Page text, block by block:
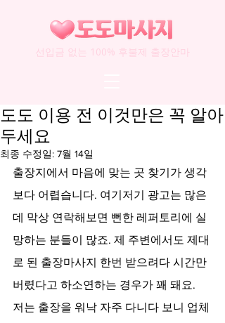
선입금 없는 100% 후불제 출장안마
도도 이용 전 이것만은 꼭 알아
두세요
최종 수정일: 7월 14일
출장지에서 마음에 맞는 곳 찾기가 생각
보다 어렵습니다. 여기저기 광고는 많은
데 막상 연락해보면 뻔한 레퍼토리에 실
망하는 분들이 많죠. 제 주변에서도 제대
로 된 출장마사지 한번 받으려다 시간만
버렸다고 하소연하는 경우가 꽤 돼요.
저는 출장을 워낙 자주 다니다 보니 업체